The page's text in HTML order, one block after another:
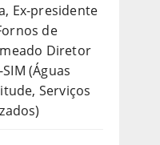
Ex-presidente
de
Diretor
(Águas
Serviços